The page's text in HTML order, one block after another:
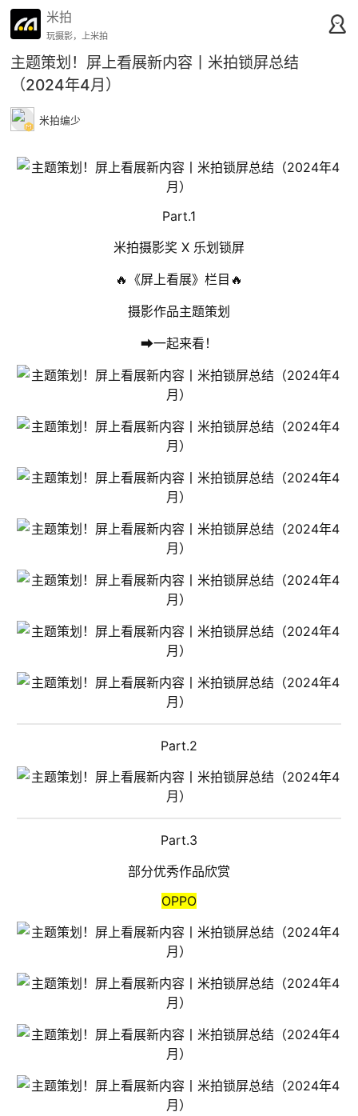
米拍
玩摄影，上米拍
主题策划！屏上看展新内容丨米拍锁屏总结
（2024年4月）
米拍编少
Part.1
米拍摄影奖 X 乐划锁屏
🔥《屏上看展》栏目🔥
摄影作品主题策划
➡️一起来看！
Part.2
Part.3
部分优秀作品欣赏
OPPO